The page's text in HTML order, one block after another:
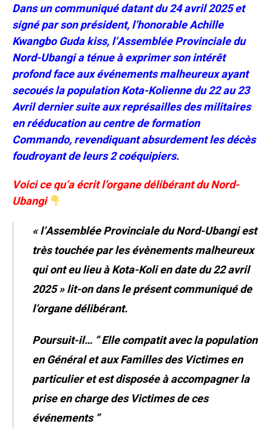
Dans un communiqué datant du 24 avril 2025 et
signé par son président, l’honorable Achille
Kwangbo Guda kiss, l’Assemblée Provinciale du
Nord-Ubangi a ténue à exprimer son intérêt
profond face aux événements malheureux ayant
secoués la population Kota-Kolienne du 22 au 23
Avril dernier suite aux représailles des militaires
en rééducation au centre de formation
Commando, revendiquant absurdement les décès
foudroyant de leurs 2 coéquipiers.
Voici ce qu’a écrit l’organe délibérant du Nord-
Ubangi
« l’Assemblée Provinciale du Nord-Ubangi est
très touchée par les évènements malheureux
qui ont eu lieu à Kota-Koli en date du 22 avril
2025 » lit-on dans le présent communiqué de
l’organe délibérant.
Poursuit-il… “ Elle compatit avec la population
en Général et aux Familles des Victimes en
particulier et est disposée à accompagner la
prise en charge des Victimes de ces
événements ”